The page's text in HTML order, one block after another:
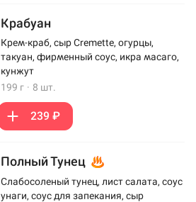
Крабуан
Крем-краб, сыр Cremette, огурцы,
такуан, фирменный соус, икра масаго,
кунжут
199 г · 8 шт.
239 ₽
Полный Тунец
Слабосоленый тунец, лист салата, соус
унаги, соус для запекания, сыр